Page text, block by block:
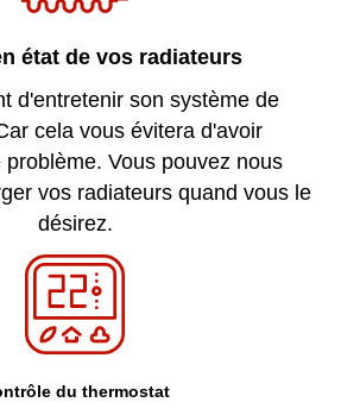
état de vos radiateurs
d'entretenir son système de
cela vous évitera d'avoir
Vous pouvez nous
vos radiateurs quand vous le
désirez.
du thermostat